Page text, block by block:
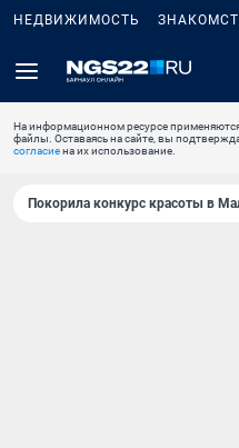
НЕДВИЖИМОСТЬ
На информационном ресурсе
файлы. Оставаясь на сайте, вы
согласиена их использование.
Покорила конкурс красоты в